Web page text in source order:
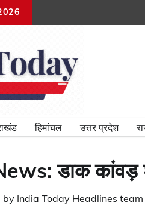
हिमांचल उत्तर प्रदेश
डाक कांवड़
by India Today Headlines team